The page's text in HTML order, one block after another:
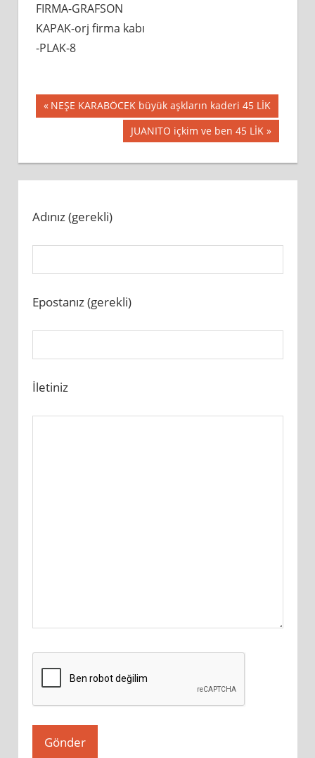
FIRMA-GRAFSON
KAPAK-orj firma kabı
-PLAK-8
Yazı
gezinmesi
Previous
Post:
NEŞE KARABÖCEK büyük aşkların kaderi 45 LİK
Next
Post:
JUANITO içkim ve ben 45 LİK
Adınız (gerekli)
Epostanız (gerekli)
İletiniz